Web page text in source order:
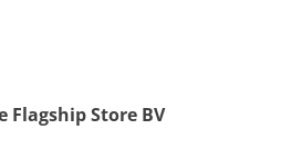
Store BV